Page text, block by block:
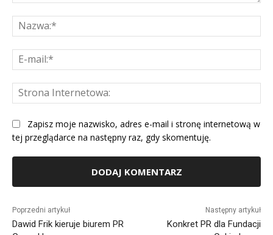
Zapisz moje nazwisko, adres e-mail i stronę internetową w
tej przeglądarce na następny raz, gdy skomentuję.
Poprzedni artykuł
Dawid Frik kieruje biurem PR
Następny artykuł
Konkret PR dla Fundacji